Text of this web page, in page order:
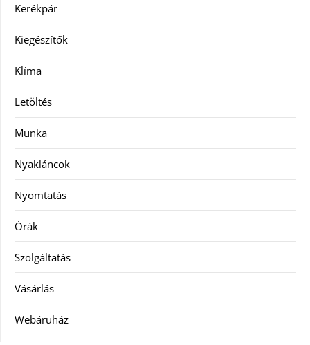
Kerékpár
Kiegészítők
Klíma
Letöltés
Munka
Nyakláncok
Nyomtatás
Órák
Szolgáltatás
Vásárlás
Webáruház